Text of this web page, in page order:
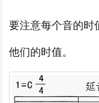
要注意每个音的时
他们的时值。